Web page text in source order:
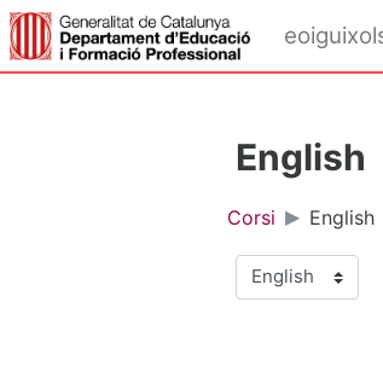
Vai al contenuto principale
English
Corsi English
Categorie di